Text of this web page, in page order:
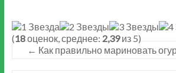
(18оценок, среднее: 2,39из 5)
← Как правильно мариновать